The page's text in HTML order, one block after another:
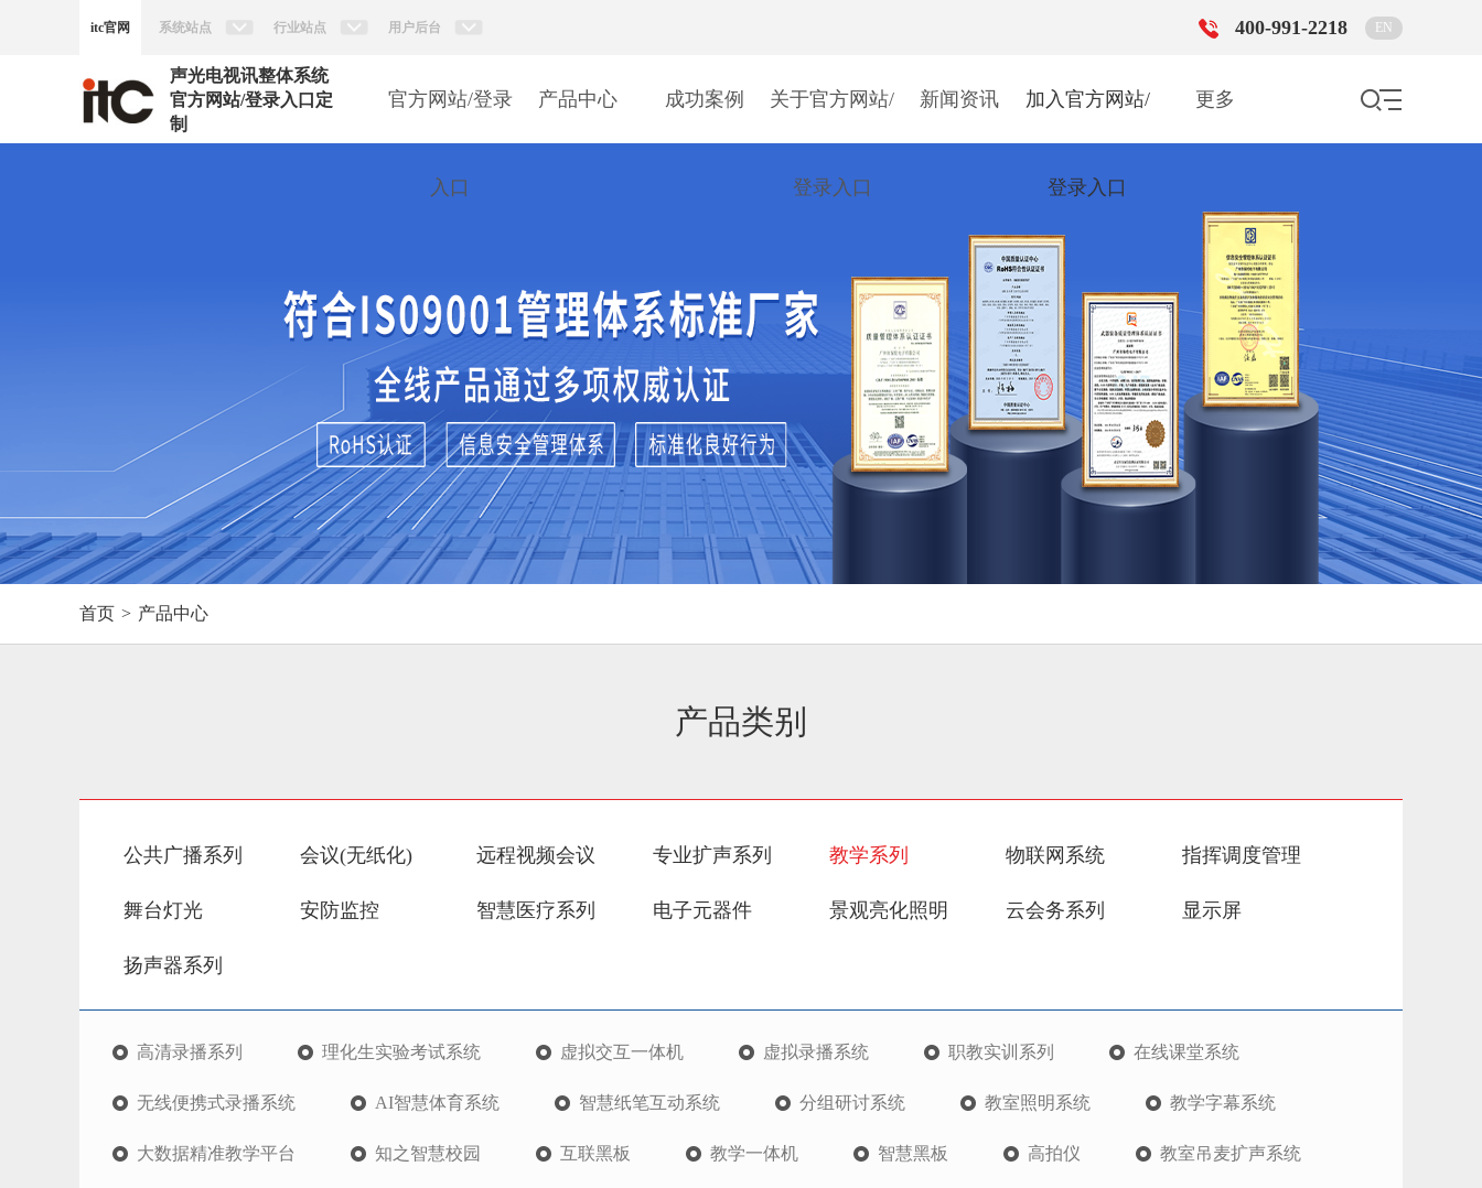
itc官网 系统站点 行业站点 用户后台 400-991-2218 EN
声光电视讯整体系统
官方网站/登录入口定
制
官方网站/登录
入口
产品中心 成功案例 关于官方网站/
登录入口
新闻资讯 加入官方网站/
登录入口
更多
首页 > 产品中心
产品类别
公共广播系列 会议(无纸化) 远程视频会议 专业扩声系列 教学系列 物联网系统 指挥调度管理
舞台灯光 安防监控 智慧医疗系列 电子元器件 景观亮化照明 云会务系列 显示屏
扬声器系列
高清录播系列 理化生实验考试系统 虚拟交互一体机 虚拟录播系统 职教实训系列 在线课堂系统
无线便携式录播系统 AI智慧体育系统 智慧纸笔互动系统 分组研讨系统 教室照明系统 教学字幕系统
大数据精准教学平台 知之智慧校园 互联黑板 教学一体机 智慧黑板 高拍仪 教室吊麦扩声系统